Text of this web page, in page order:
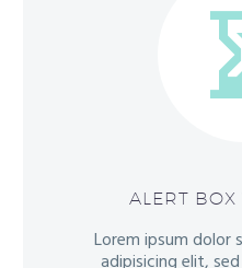
ALERT
Lorem ipsum